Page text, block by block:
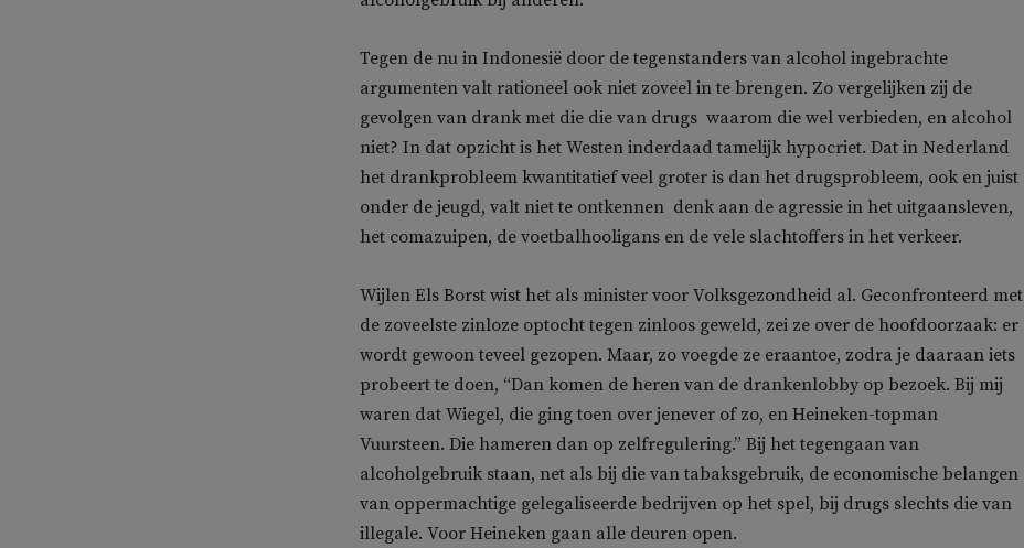
Tegen de nu in Indonesië door de tegenstanders van alcohol ingebrachte
argumenten valt rationeel ook niet zoveel in te brengen. Zo vergelijken zij de
gevolgen van drank met die die van drugs  waarom die wel verbieden, en alcohol
niet? In dat opzicht is het Westen inderdaad tamelijk hypocriet. Dat in Nederland
het drankprobleem kwantitatief veel groter is dan het drugsprobleem, ook en juist
onder de jeugd, valt niet te ontkennen  denk aan de agressie in het uitgaansleven,
het comazuipen, de voetbalhooligans en de vele slachtoffers in het verkeer.
Wijlen Els Borst wist het als minister voor Volksgezondheid al. Geconfronteerd met
de zoveelste zinloze optocht tegen zinloos geweld, zei ze over de hoofdoorzaak: er
wordt gewoon teveel gezopen. Maar, zo voegde ze eraantoe, zodra je daaraan iets
probeert te doen, “Dan komen de heren van de drankenlobby op bezoek. Bij mij
waren dat Wiegel, die ging toen over jenever of zo, en Heineken-topman
Vuursteen. Die hameren dan op zelfregulering.” Bij het tegengaan van
alcoholgebruik staan, net als bij die van tabaksgebruik, de economische belangen
van oppermachtige gelegaliseerde bedrijven op het spel, bij drugs slechts die van
illegale. Voor Heineken gaan alle deuren open.